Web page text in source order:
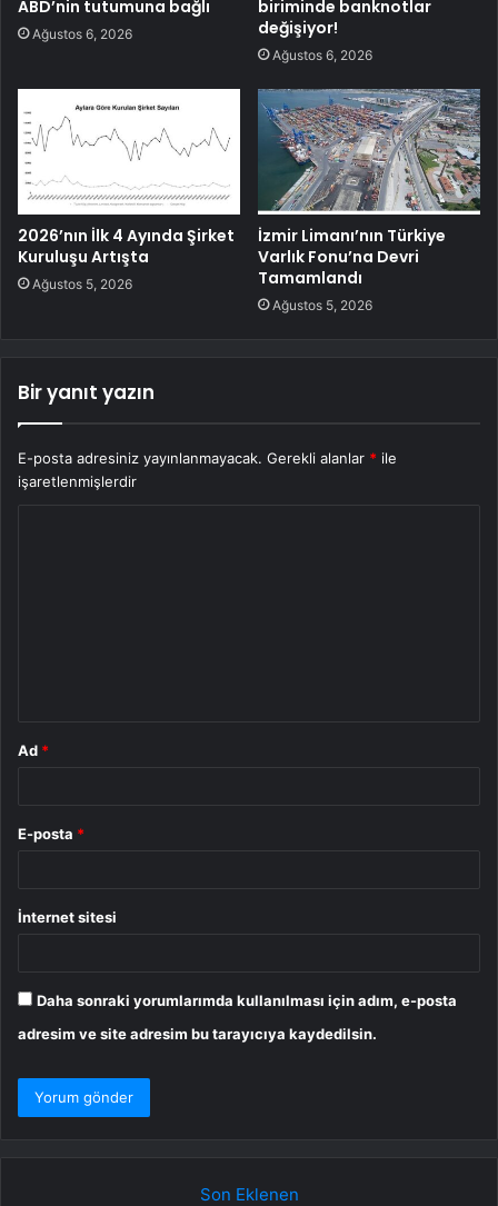
ABD’nin tutumuna bağlı
Ağustos 6, 2026
biriminde banknotlar
değişiyor!
Ağustos 6, 2026
2026’nın İlk 4 Ayında Şirket
Kuruluşu Artışta
Ağustos 5, 2026
İzmir Limanı’nın Türkiye
Varlık Fonu’na Devri
Tamamlandı
Ağustos 5, 2026
Bir yanıt yazın
E-posta adresiniz yayınlanmayacak. Gerekli alanlar * ile
işaretlenmişlerdir
Ad *
E-posta *
İnternet sitesi
Daha sonraki yorumlarımda kullanılması için adım, e-posta
adresim ve site adresim bu tarayıcıya kaydedilsin.
Son Eklenen